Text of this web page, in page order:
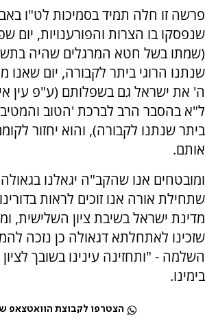
פרשה זו חלה תמיד בסמיכות לט"ו
שנפסקו בו הצרות והפורענויות, יום
(שמתו בשל חטא המרגלים שהיה
שנתנו הרוגי ביתר לקבורה, יום
ה' את ישראל גם בשפלותם (ע"פ עין
ל"א בהסבר הרב לברכת 'הטוב
ביתר שנתנו לקבורה), והוא יחזור
אותם.
ומובטחים אנו שהקב"ה יגאלנו
שתחילת אורה אנו זוכים לראות
מדינת ישראל בשיבת ציון השלישית,
שזכינו לאתחלתא דגאולה כן נזכה
השלמה - "ותחזינה עינינו בשובך
בימינו.
הצטרפו לקבוצת הוואטצאפ